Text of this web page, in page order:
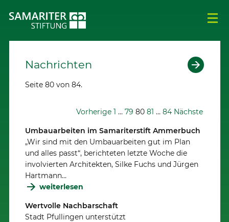
Nachrichten
Seite 80 von 84.
Vorherige 1 … 79 80 81 … 84 Nächste
Umbauarbeiten im Samariterstift Ammerbuch
„Wir sind mit den Umbauarbeiten gut im Plan
und alles passt“, berichteten letzte Woche die
involvierten Architekten, Silke Fuchs und Jürgen
Hartmann…
weiterlesen
Wertvolle Nachbarschaft
Stadt Pfullingen unterstützt